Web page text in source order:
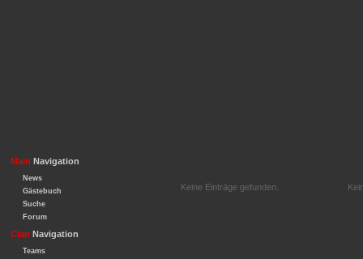
Main Navigation
News
Gästebuch
Suche
Forum
Clan Navigation
Teams
Keine Einträge gefunden.